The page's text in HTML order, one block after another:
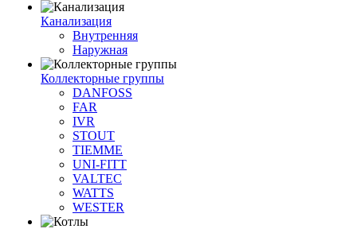
Канализация
Внутренняя
Наружная
Коллекторные группы
DANFOSS
FAR
IVR
STOUT
TIEMME
UNI-FITT
VALTEC
WATTS
WESTER